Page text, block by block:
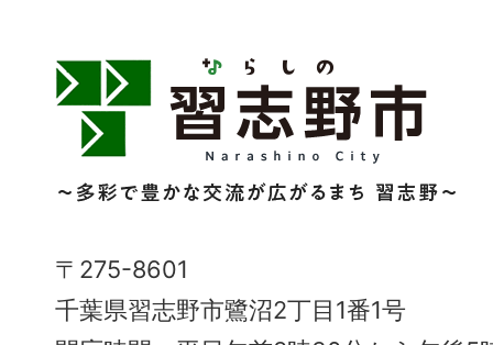
習
志
野
市
Narashino
City
〒275-8601
千葉県習志野市鷺沼2丁目1番1号